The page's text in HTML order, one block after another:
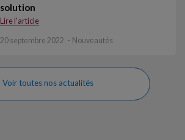
solution
Lire l'article
20 septembre 2022 Nouveautés
Voir toutes nos actualités